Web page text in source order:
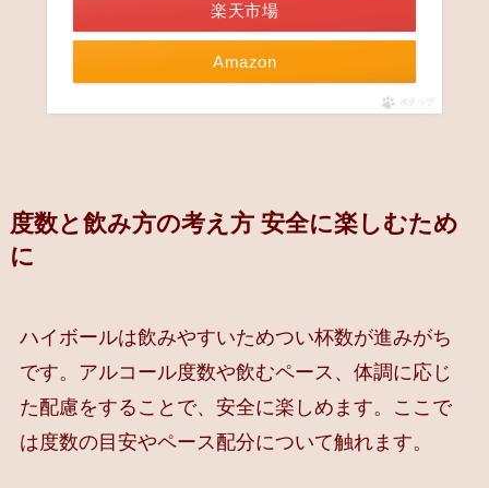
Amazon
楽天市場
ポチップ
度数と飲み方の考え方 安全に楽しむため
に
ハイボールは飲みやすいためつい杯数が進みがち
です。アルコール度数や飲むペース、体調に応じ
た配慮をすることで、安全に楽しめます。ここで
は度数の目安やペース配分について触れます。